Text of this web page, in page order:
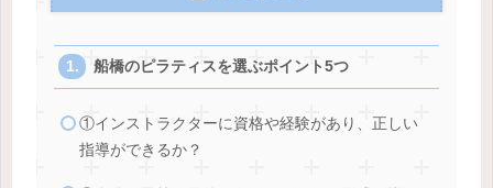
船橋のピラティスを選ぶポイント5つ
①インストラクターに資格や経験があり、正しい
指導ができるか？